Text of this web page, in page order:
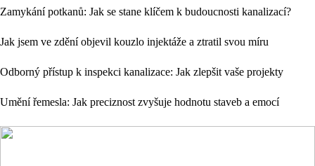
Zamykání potkanů: Jak se stane klíčem k budoucnosti kanalizací?
Jak jsem ve zdění objevil kouzlo injektáže a ztratil svou míru
Odborný přístup k inspekci kanalizace: Jak zlepšit vaše projekty
Umění řemesla: Jak preciznost zvyšuje hodnotu staveb a emocí